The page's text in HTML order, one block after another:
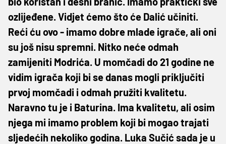
ozlijeđene. Vidjet ćemo što će Dalić učiniti.
Reći ću ovo - imamo dobre mlade igrače, ali oni
su još nisu spremni. Nitko neće odmah
zamijeniti Modrića. U momčadi do 21 godine ne
vidim igrača koji bi se danas mogli priključiti
prvoj momčadi i odmah pružiti kvalitetu.
Naravno tu je i Baturina. Ima kvalitetu, ali osim
njega mi imamo problem koji bi mogao trajati
sljedećih nekoliko godina. Luka Sučić sada je u